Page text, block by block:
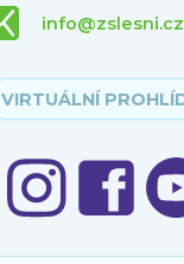
info@zslesni.cz
VIRTUÁLNÍ